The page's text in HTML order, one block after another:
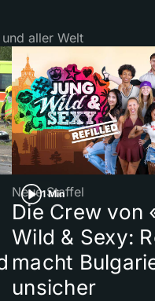
aller Welt
1 Min
Neue Staffel
Die Crew von
Wild & Sexy:
macht
unsicher